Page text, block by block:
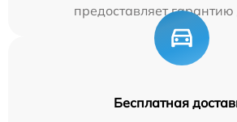
предоставляет гарантию
Бесплатная